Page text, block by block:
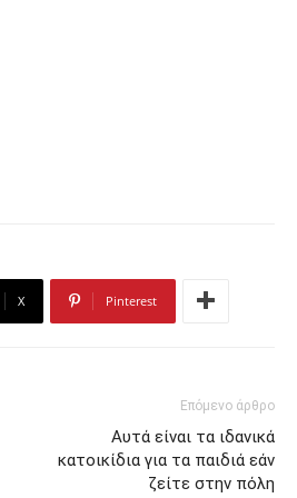
X Pinterest
Επόμενο άρθρο
Αυτά είναι τα ιδανικά
κατοικίδια για τα παιδιά εάν
ζείτε στην πόλη